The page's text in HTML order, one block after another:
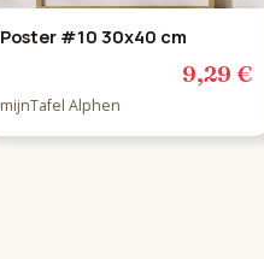
Poster #10 30x40 cm
9,29 €
mijnTafel Alphen